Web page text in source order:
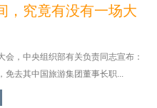
，究竟有没有一场大
，中央组织部有关负责同志宣布：
免去其中国旅游集团董事长职...